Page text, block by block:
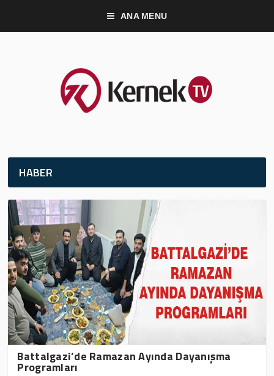
ANA MENU
HABER
Battalgazi’de Ramazan Ayında Dayanışma
Programları